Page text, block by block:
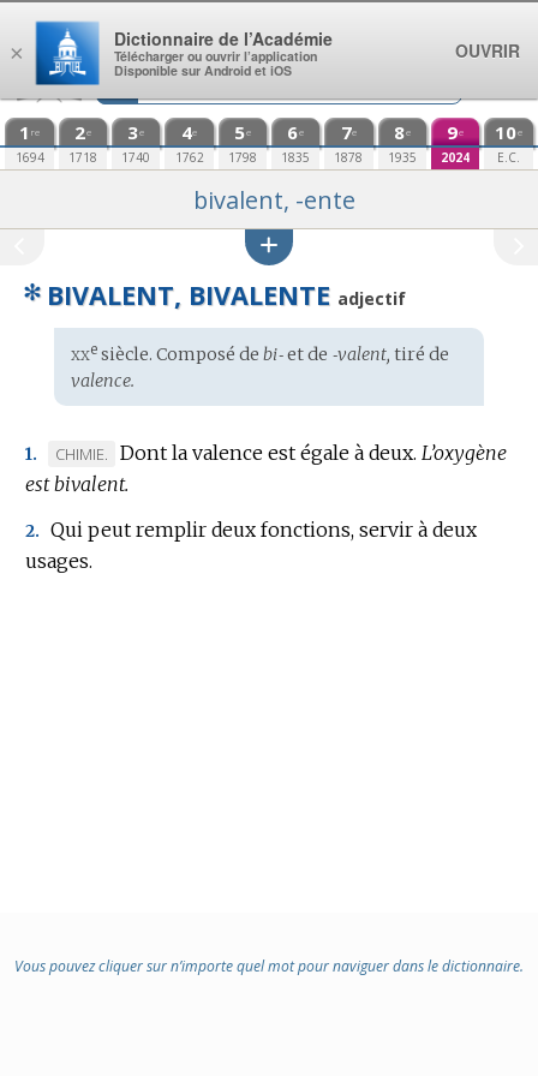
Aller au contenu
1 re
1694
2e
1718
3e
1740
4e
1762
5e
1798
6e
1835
7e
1878
8e
1935
9e
2024
10e
E.C.
bivalent, -ente
✻ BIVALENT, BIVALENTE adjectif
Étymologie
:
xxesiècle. Composé de bi‑et de ‑valent, tiré de
valence.
1.
MARQUE
DE
:
CHIMIE. Dont la valence est égale à deux. L’oxygène
est bivalent.
2. Qui peut remplir deux fonctions, servir à deux
usages.
Vous pouvez cliquer sur n’importe quel mot pour naviguer dans le dictionnaire.
×
Dictionnaire de l’Académie
Télécharger ou ouvrir l’application
Disponible sur Android et iOS
OUVRIR